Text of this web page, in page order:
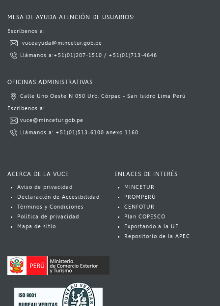
MESA DE AYUDA ATENCIÓN DE USUARIOS:
Escríbenos a:​​​
vuceayuda@mincetur.gob.pe​
L​lámanos a:​+51(01)​207-1510 ​​ / ​ +51(01)713-4646​​​​
OFICINAS ADMINISTRATIVAS
Calle Uno Oeste N 050 Urb. Córpac - San Isidro Lima Perú​
​Escrí​benos a:​​​
vuce@mincetur.gob.pe​
Llámanos a: ​ +51(01)513-6100 ​ anexo 1160​
ACERCA DE LA VUCE
Aviso​​​ de privacidad
Declaración de Accesibilidad
Términos y Condiciones
Política​​ de privacidad
Mapa de sitio
ENLACES DE INTERÉS
MINCETUR
PROMPERÚ
CENFOTUR
Plan COPESCO​
Exportando a la UE
Repositorio de la APEC​